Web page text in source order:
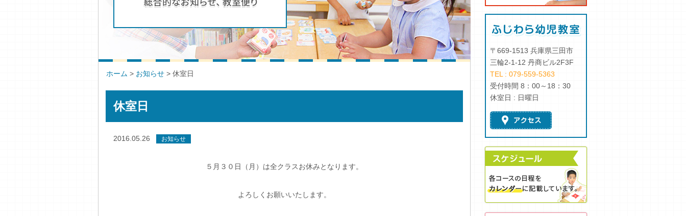
ホーム > お知らせ > 休室日
休室日
2016.05.26 お知らせ
５月３０日（月）は全クラスお休みとなります。
よろしくお願いいたします。
〒669-1513 兵庫県三田市
三輪2-1-12 丹商ビル2F3F
TEL : 079-559-5363
受付時間 8：00～18：30
休室日 : 日曜日